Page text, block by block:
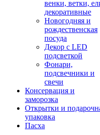
венки, ветки,
декоративные
Новогодняя и
рождественская
посуда
Декор с LED
подсветкой
Фонари,
подсвечники и
свечи
Консервация и
заморозка
Открытки и
упаковка
Пасха